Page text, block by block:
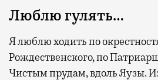
Люблю гулять…
Я люблю ходить по
Рождественского, по
Чистым прудам, вдоль Яузы.